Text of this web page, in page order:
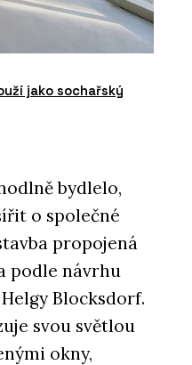
jako sochařský
bydlelo,
o společné
propojená
podle návrhu
Blocksdorf.
svou světlou
okny,